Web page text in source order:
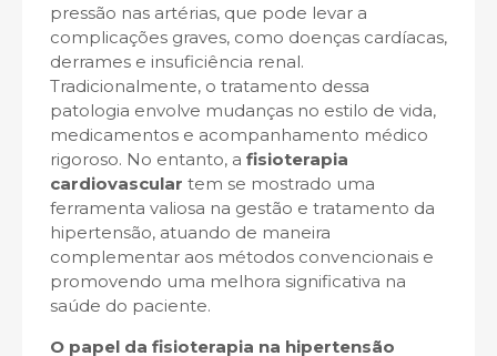
pressão nas artérias, que pode levar a
complicações graves, como doenças cardíacas,
derrames e insuficiência renal.
Tradicionalmente, o tratamento dessa
patologia envolve mudanças no estilo de vida,
medicamentos e acompanhamento médico
rigoroso. No entanto, a fisioterapia
cardiovascular tem se mostrado uma
ferramenta valiosa na gestão e tratamento da
hipertensão, atuando de maneira
complementar aos métodos convencionais e
promovendo uma melhora significativa na
saúde do paciente.
O papel da fisioterapia na hipertensão